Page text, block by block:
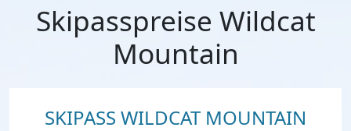
Skipasspreise Wildcat
Mountain
SKIPASS WILDCAT MOUNTAIN